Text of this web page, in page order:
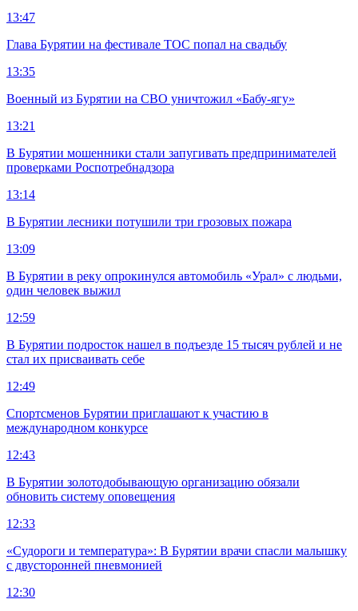
13:47
Глава Бурятии на фестивале ТОС попал на свадьбу
13:35
Военный из Бурятии на СВО уничтожил «Бабу-ягу»
13:21
В Бурятии мошенники стали запугивать предпринимателей
проверками Роспотребнадзора
13:14
В Бурятии лесники потушили три грозовых пожара
13:09
В Бурятии в реку опрокинулся автомобиль «Урал» с людьми,
один человек выжил
12:59
В Бурятии подросток нашел в подъезде 15 тысяч рублей и не
стал их присваивать себе
12:49
Спортсменов Бурятии приглашают к участию в
международном конкурсе
12:43
В Бурятии золотодобывающую организацию обязали
обновить систему оповещения
12:33
«Судороги и температура»: В Бурятии врачи спасли малышку
с двусторонней пневмонией
12:30